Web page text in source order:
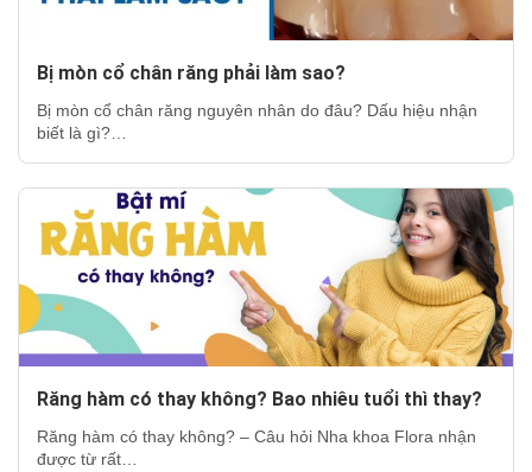
Bị mòn cổ chân răng phải làm sao?
Bị mòn cổ chân răng nguyên nhân do đâu? Dấu hiệu nhận
biết là gì?…
Răng hàm có thay không? Bao nhiêu tuổi thì thay?
Răng hàm có thay không? – Câu hỏi Nha khoa Flora nhận
được từ rất…